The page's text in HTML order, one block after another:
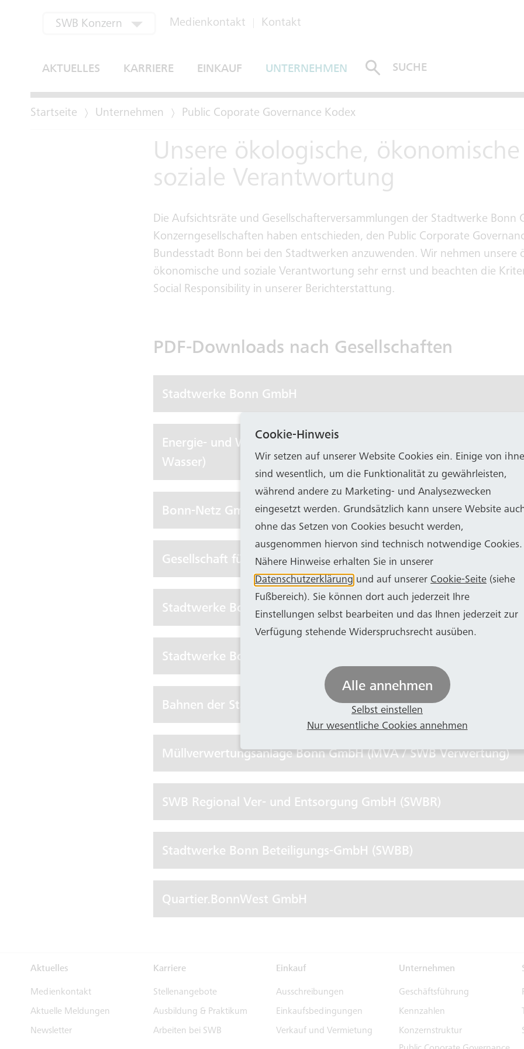
aktuell ausgewählt
SWB Konzern
SWB Regional
Medienkontakt Kontakt
AKTUELLES KARRIERE EINKAUF UNTERNEHMEN
SUCHE
Startseite Unternehmen Public Coporate Governance Kodex
Unsere ökologische,
soziale Verantwortung
Die Aufsichtsräte und Gesellschafterversammlungen der Stadtwerke Bonn
Konzerngesellschaften haben entschieden, den Public Corporate
Bundesstadt Bonn bei den Stadtwerken anzuwenden. Wir nehmen unsere
ökonomische und soziale Verantwortung sehr ernst und beachten die
Social Responsibility in unserer Berichterstattung.
PDF-Downloads nach Gesellschaften
Stadtwerke Bonn GmbH
Energie- und Wasserversorgung Bonn/Rhein-Sieg GmbH (SWB
Wasser)
Bonn-Netz GmbH (BonnNetz)
Gesellschaft für Energie- und Gebäudemanagement mbH (EGM)
Stadtwerke Bonn Verkehrs-GmbH (SWBV / SWB Bus und Bahn)
Stadtwerke Bonn Dienstleistungs-GmbH (SWBD / SWB Service)
Bahnen der Stadt Bonn und des Rhein-Sieg-Kreises -SSB- GmbH
Müllverwertungsanlage Bonn GmbH (MVA / SWB Verwertung)
SWB Regional Ver- und Entsorgung GmbH (SWBR)
Stadtwerke Bonn Beteiligungs-GmbH (SWBB)
Quartier.BonnWest GmbH
Aktuelles
Medienkontakt
Aktuelle Meldungen
Newsletter
Karriere
Stellenangebote
Ausbildung & Praktikum
Arbeiten bei SWB
Einkauf
Ausschreibungen
Einkaufsbedingungen
Verkauf und Vermietung
Unternehmen
Geschäftsführung
Kennzahlen
Konzernstruktur
Cookie-Hinweis
Wir setzen auf unserer Website Cookies ein. Einige von
sind wesentlich, um die Funktionalität zu gewährleisten,
während andere zu Marketing- und Analysezwecken
eingesetzt werden. Grundsätzlich kann unsere Website
ohne das Setzen von Cookies besucht werden,
ausgenommen hiervon sind technisch notwendige Cookies.
Nähere Hinweise erhalten Sie in unserer
Datenschutzerklärung und auf unserer Cookie-Seite (siehe
Fußbereich). Sie können dort auch jederzeit Ihre
Einstellungen selbst bearbeiten und das Ihnen jederzeit zur
Verfügung stehende Widerspruchsrecht ausüben.
Alle annehmen
Selbst einstellen
Nur wesentliche Cookies annehmen